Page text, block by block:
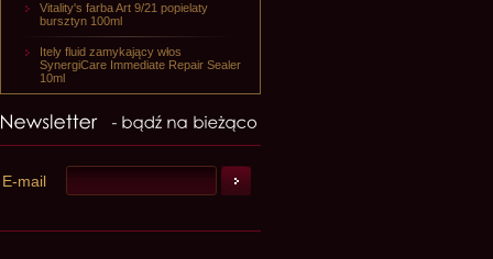
Vitality's farba Art 9/21 popielaty
bursztyn 100ml
Itely fluid zamykający włos
SynergiCare Immediate Repair Sealer
10ml
E-mail